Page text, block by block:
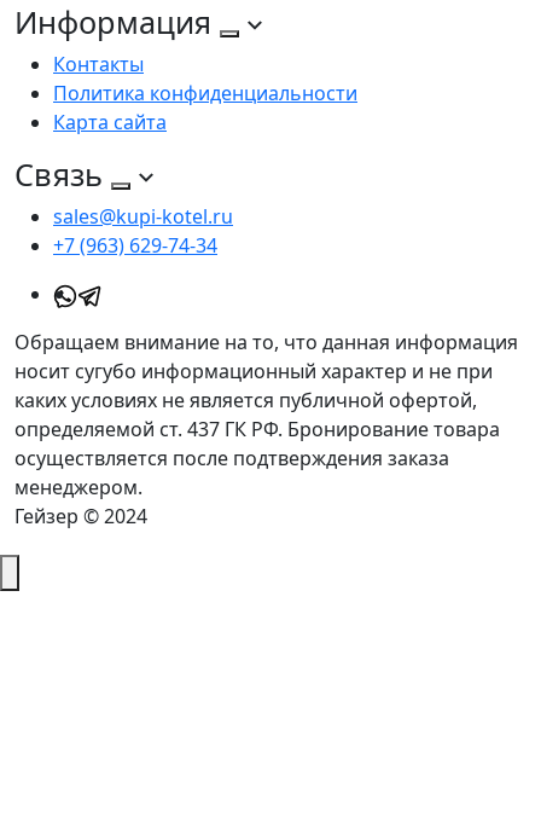
Информация
Контакты
Политика конфиденциальности
Карта сайта
Связь
sales@kupi-kotel.ru
+7 (963) 629-74-34
Обращаем внимание на то, что данная информация
носит сугубо информационный характер и не при
каких условиях не является публичной офертой,
определяемой ст. 437 ГК РФ. Бронирование товара
осуществляется после подтверждения заказа
менеджером.
Гейзер © 2024